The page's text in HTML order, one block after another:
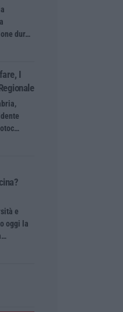
dur…
I
e
oggi la